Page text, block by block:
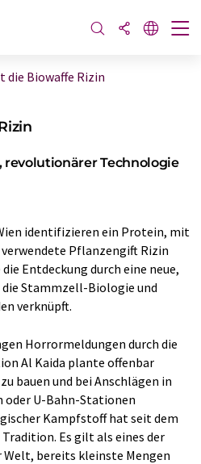
die Biowaffe Rizin
revolutionärer Technologie
identifizieren ein Protein, mit
verwendete Pflanzengift Rizin
Entdeckung durch eine neue,
Stammzell-Biologie und
verknüpft.
Horrormeldungen durch die
Al Kaida plante offenbar
bauen und bei Anschlägen in
oder U-Bahn-Stationen
Kampfstoff hat seit dem
Es gilt als eines der
bereits kleinste Mengen